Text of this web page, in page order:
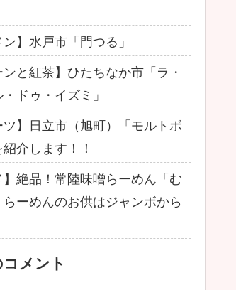
ン】水戸市「門つる」
ンと紅茶】ひたちなか市「ラ・
ドゥ・イズミ」
ツ】日立市（旭町）「モルトボ
介します！！
】絶品！常陸味噌らーめん「む
ーめんのお供はジャンボから
メント